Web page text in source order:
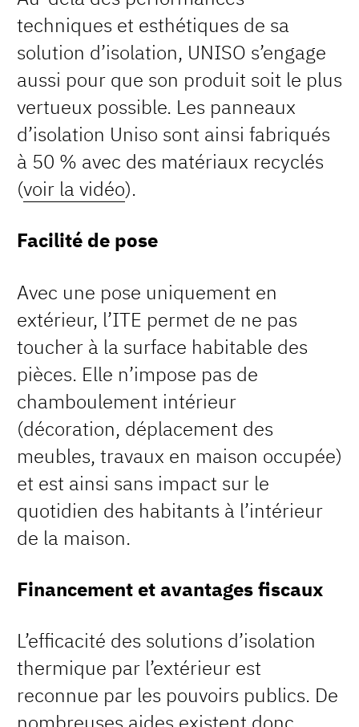
techniques et esthétiques de sa
solution d’isolation, UNISO s’engage
aussi pour que son produit soit le plus
vertueux possible. Les panneaux
d’isolation Uniso sont ainsi fabriqués
à 50 % avec des matériaux recyclés
(voir la vidéo).
Facilité de pose
Avec une pose uniquement en
extérieur, l’ITE permet de ne pas
toucher à la surface habitable des
pièces. Elle n’impose pas de
chamboulement intérieur
(décoration, déplacement des
meubles, travaux en maison occupée)
et est ainsi sans impact sur le
quotidien des habitants à l’intérieur
de la maison.
Financement et avantages fiscaux
L’efficacité des solutions d’isolation
thermique par l’extérieur est
reconnue par les pouvoirs publics. De